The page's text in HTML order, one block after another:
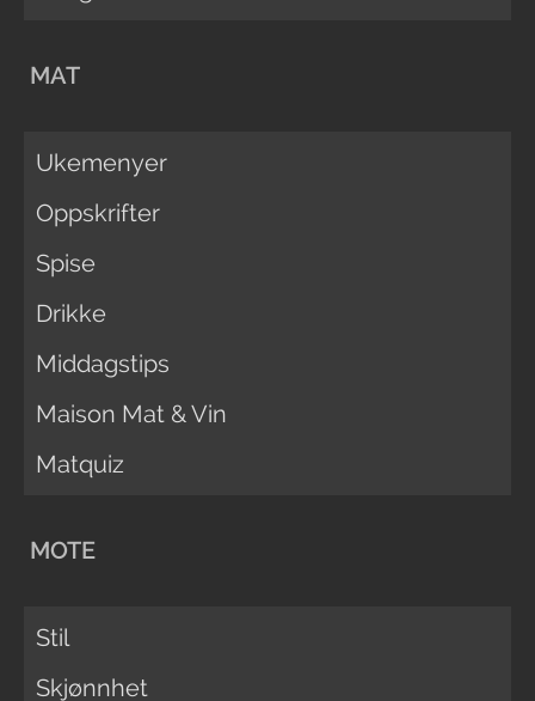
MAT
Ukemenyer
Oppskrifter
Spise
Drikke
Middagstips
Maison Mat & Vin
Matquiz
MOTE
Stil
Skjønnhet